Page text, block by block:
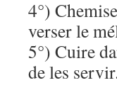
4°)
verser le
5°) Cuire
de les